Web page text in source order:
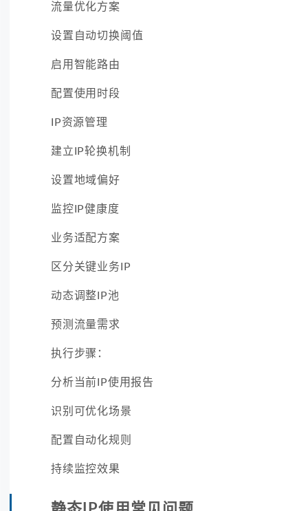
流量优化方案
设置自动切换阈值
启用智能路由
配置使用时段
IP资源管理
建立IP轮换机制
设置地域偏好
监控IP健康度
业务适配方案
区分关键业务IP
动态调整IP池
预测流量需求
执行步骤：
分析当前IP使用报告
识别可优化场景
配置自动化规则
持续监控效果